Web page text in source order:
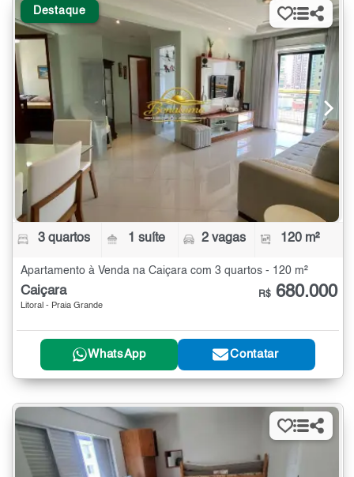
Destaque
3 quartos 1 suíte 2 vagas 120 m²
Apartamento à Venda na Caiçara com 3 quartos - 120 m²
Caiçara
Litoral - Praia Grande
R$ 680.000
WhatsApp Contatar